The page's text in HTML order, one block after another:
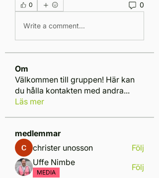
0 0
Write a comment...
Om
Välkommen till gruppen! Här kan
du hålla kontakten med andra...
Läs mer
medlemmar
christer unosson
Följ
Uffe Nimbe
MEDIA
Följ